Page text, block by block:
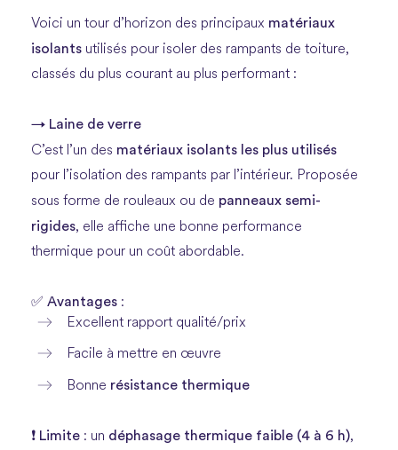
Voici un tour d’horizon des principaux matériaux
isolants utilisés pour isoler des rampants de toiture,
classés du plus courant au plus performant :
→ Laine de verre
C’est l’un des matériaux isolants les plus utilisés
pour l’isolation des rampants par l’intérieur. Proposée
sous forme de rouleaux ou de panneaux semi-
rigides, elle affiche une bonne performance
thermique pour un coût abordable.
✅ Avantages :
Excellent rapport qualité/prix
Facile à mettre en œuvre
Bonne résistance thermique
❗ Limite : un déphasage thermique faible (4 à 6 h),